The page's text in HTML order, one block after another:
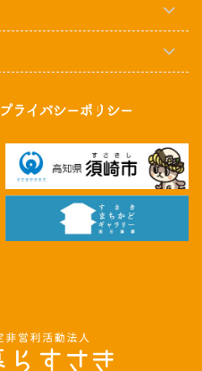
プライバシーポリシー